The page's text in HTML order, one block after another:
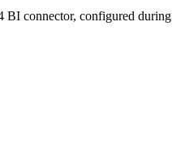
BI connector, configured during